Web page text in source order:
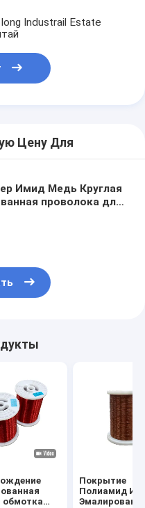
Industrail Estate
Цену Для
Имид Медь Круглая
проволока для
обмотка
Покрытие
Полиамид